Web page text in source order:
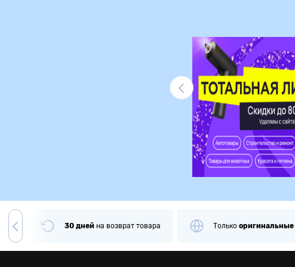
30 дней на возврат товара Только оригинальные